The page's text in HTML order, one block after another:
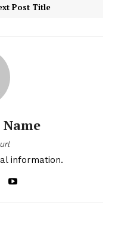
Post Title
information.